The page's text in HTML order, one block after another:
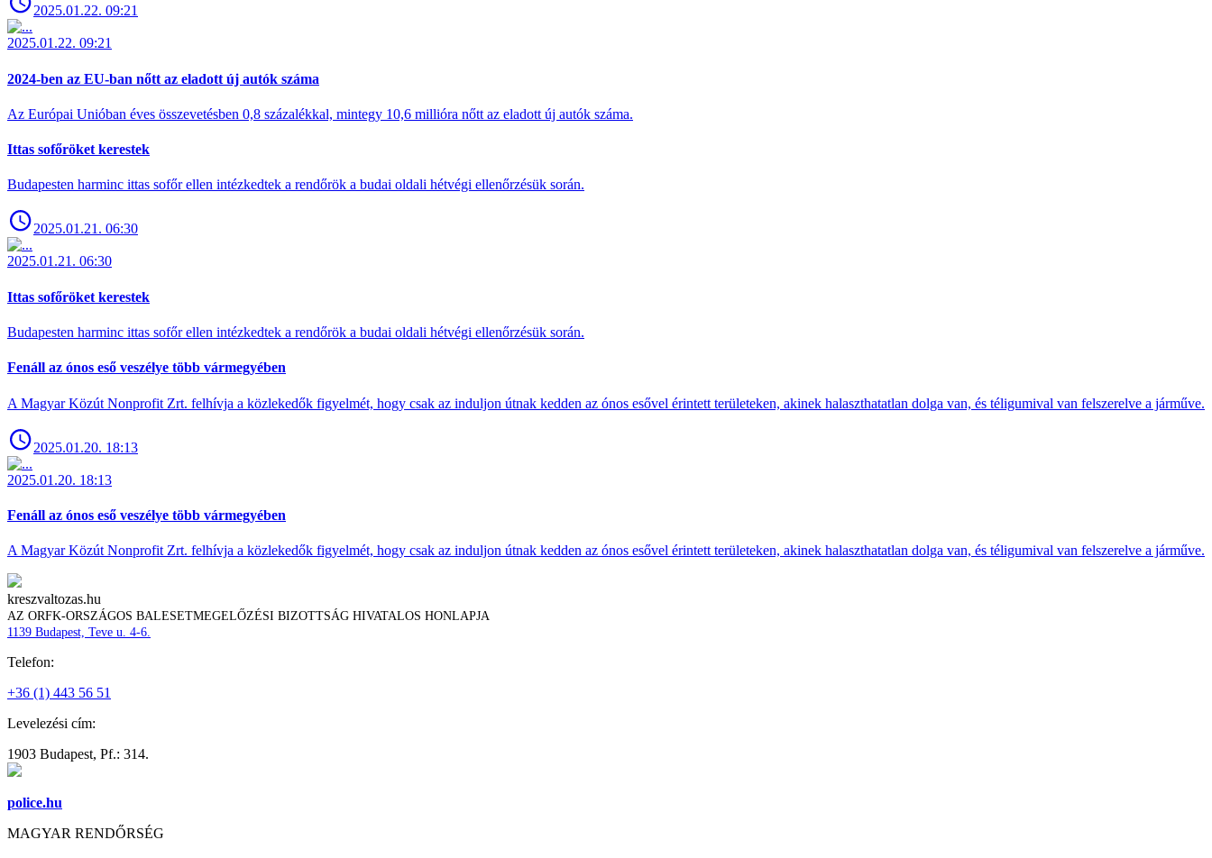
2025.01.22. 09:21
2025.01.22. 09:21
2024-ben az EU-ban nőtt az eladott új autók száma
Az Európai Unióban éves összevetésben 0,8 százalékkal, mintegy 10,6 millióra nőtt az eladott új autók száma.
Ittas sofőröket kerestek
Budapesten harminc ittas sofőr ellen intézkedtek a rendőrök a budai oldali hétvégi ellenőrzésük során.
2025.01.21. 06:30
2025.01.21. 06:30
Ittas sofőröket kerestek
Budapesten harminc ittas sofőr ellen intézkedtek a rendőrök a budai oldali hétvégi ellenőrzésük során.
Fenáll az ónos eső veszélye több vármegyében
A Magyar Közút Nonprofit Zrt. felhívja a közlekedők figyelmét, hogy csak az induljon útnak kedden az ónos esővel érintett területeken, akinek halaszthatatlan dolga van, és téligumival van felszerelve a járműve.
2025.01.20. 18:13
2025.01.20. 18:13
Fenáll az ónos eső veszélye több vármegyében
A Magyar Közút Nonprofit Zrt. felhívja a közlekedők figyelmét, hogy csak az induljon útnak kedden az ónos esővel érintett területeken, akinek halaszthatatlan dolga van, és téligumival van felszerelve a járműve.
kreszvaltozas.hu
AZ ORFK-ORSZÁGOS BALESETMEGELŐZÉSI BIZOTTSÁG HIVATALOS HONLAPJA
1139 Budapest, Teve u. 4-6.
Telefon:
+36 (1) 443 56 51
Levelezési cím:
1903 Budapest, Pf.: 314.
police.hu
MAGYAR RENDŐRSÉG